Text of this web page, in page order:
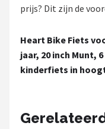
BBB Cycling
Schwalbe
Voltano
prijs? Dit zijn de
Heart Bike Fiets
jaar, 20 inch Munt,
kinderfiets in